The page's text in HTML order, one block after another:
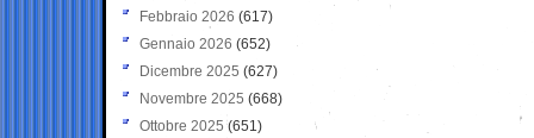
Febbraio 2026 (617)
Gennaio 2026 (652)
Dicembre 2025 (627)
Novembre 2025 (668)
Ottobre 2025 (651)